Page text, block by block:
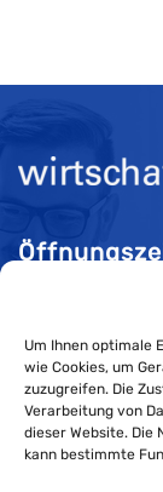
Um Ihnen optimale
wie Cookies, um
zuzugreifen. Die
Verarbeitung von
dieser Website. Die
kann bestimmte
Mo-Do 08:00 bis
Fr 08:00 bis
Impressum
Cookie-